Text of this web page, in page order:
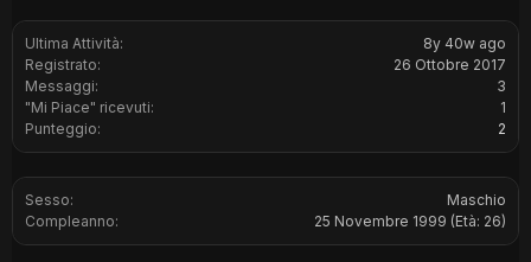
Ultima Attività:
8y 40w ago
Registrato:
26 Ottobre 2017
Messaggi:
3
"Mi Piace" ricevuti:
1
Punteggio:
2
Sesso:
Maschio
Compleanno:
25 Novembre 1999 (Età: 26)